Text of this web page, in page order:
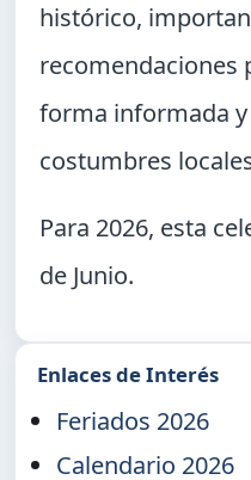
histórico,
recomendaciones
forma informada
costumbres
Para 2026, esta
de Junio.
Enlaces de Interés
Feriados 2026
Calendario 2026